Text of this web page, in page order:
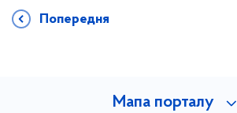
Попередня
Мапа порталу